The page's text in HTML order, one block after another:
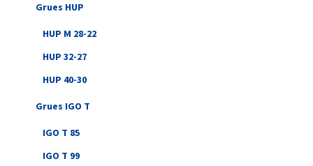
Grues HUP
HUP M 28-22
HUP 32-27
HUP 40-30
Grues IGO T
IGO T 85
IGO T 99